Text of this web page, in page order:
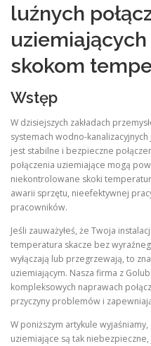
luźnych
skokom
Wstęp
W dzisiejszych zakładach
systemach wodno-
jest stabilne i bezpieczne
połączenia uziemiające mogą
niekontrolowane skoki
awarii sprzętu, nieefektywnej
pracowników.
Jeśli zauważyłeś, że Twoja
temperatura skacze bez
wyłączają lub przegrzewają, to
uziemiającym. Nasza firma z
kompleksowych naprawach
przyczyny problemów i
W poniższym artykule
uziemiające są tak